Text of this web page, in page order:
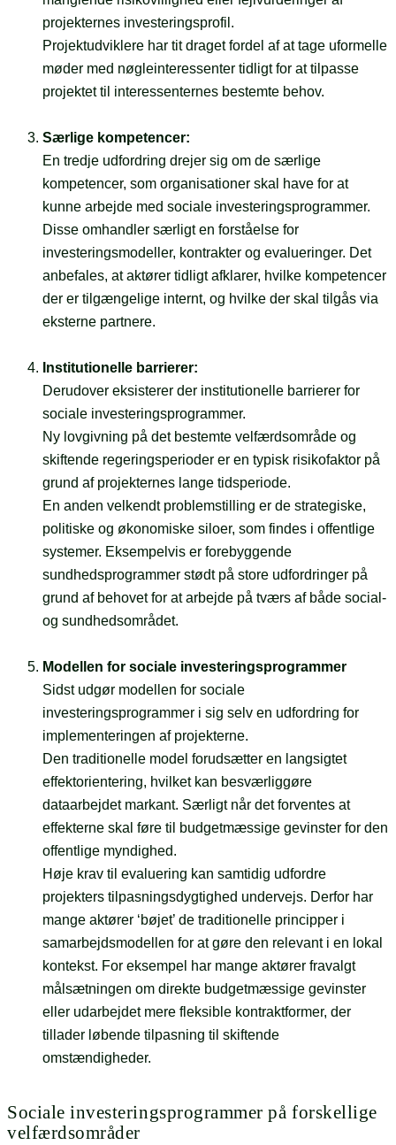
projekternes investeringsprofil.
Projektudviklere har tit draget fordel af at tage uformelle
møder med nøgleinteressenter tidligt for at tilpasse
projektet til interessenternes bestemte behov.
Særlige kompetencer:
En tredje udfordring drejer sig om de særlige
kompetencer, som organisationer skal have for at
kunne arbejde med sociale investeringsprogrammer.
Disse omhandler særligt en forståelse for
investeringsmodeller, kontrakter og evalueringer. Det
anbefales, at aktører tidligt afklarer, hvilke kompetencer
der er tilgængelige internt, og hvilke der skal tilgås via
eksterne partnere.
Institutionelle barrierer:
Derudover eksisterer der institutionelle barrierer for
sociale investeringsprogrammer.
Ny lovgivning på det bestemte velfærdsområde og
skiftende regeringsperioder er en typisk risikofaktor på
grund af projekternes lange tidsperiode.
En anden velkendt problemstilling er de strategiske,
politiske og økonomiske siloer, som findes i offentlige
systemer. Eksempelvis er forebyggende
sundhedsprogrammer stødt på store udfordringer på
grund af behovet for at arbejde på tværs af både social-
og sundhedsområdet.
Modellen for sociale investeringsprogrammer
Sidst udgør modellen for sociale
investeringsprogrammer i sig selv en udfordring for
implementeringen af projekterne.
Den traditionelle model forudsætter en langsigtet
effektorientering, hvilket kan besværliggøre
dataarbejdet markant. Særligt når det forventes at
effekterne skal føre til budgetmæssige gevinster for den
offentlige myndighed.
Høje krav til evaluering kan samtidig udfordre
projekters tilpasningsdygtighed undervejs. Derfor har
mange aktører ‘bøjet’ de traditionelle principper i
samarbejdsmodellen for at gøre den relevant i en lokal
kontekst. For eksempel har mange aktører fravalgt
målsætningen om direkte budgetmæssige gevinster
eller udarbejdet mere fleksible kontraktformer, der
tillader løbende tilpasning til skiftende
omstændigheder.
Sociale investeringsprogrammer på forskellige
velfærdsområder